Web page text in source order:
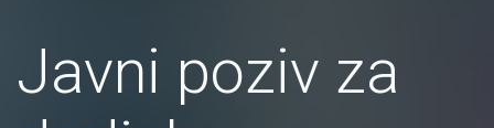
Javni poziv za